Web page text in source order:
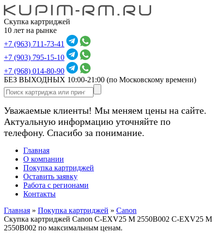
Скупка картриджей
10 лет на рынке
+7 (963) 711-73-41
+7 (903) 795-15-10
+7 (968) 014-80-90
БЕЗ ВЫХОДНЫХ 10:00-21:00 (по Московскому времени)
Уважаемые клиенты! Мы меняем цены на сайте.
Актуальную информацию уточняйте по
телефону. Спасибо за понимание.
Главная
О компании
Покупка картриджей
Оставить заявку
Работа с регионами
Контакты
Главная » Покупка картриджей » Canon
Скупка картриджей Canon C-EXV25 M 2550B002 C-EXV25 M
2550B002 по максимальным ценам.